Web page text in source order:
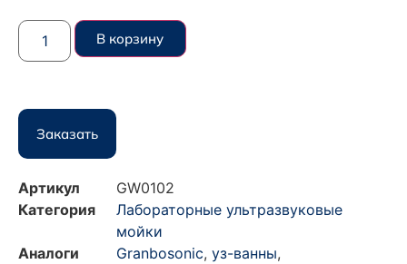
В корзину
Заказать
Артикул
GW0102
Категория
Лабораторные ультразвуковые
мойки
Аналоги
Granbosonic, уз-ванны,